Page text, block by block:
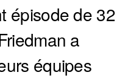
épisode de 32
a
équipes